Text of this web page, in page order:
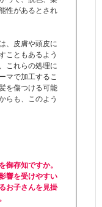
性があるとされ
、皮膚や頭皮に
こともあるよう
これらの処理に
マで加工するこ
を傷つける可能
らも、このよう
御存知ですか。
響を受けやすい
お子さんを見掛